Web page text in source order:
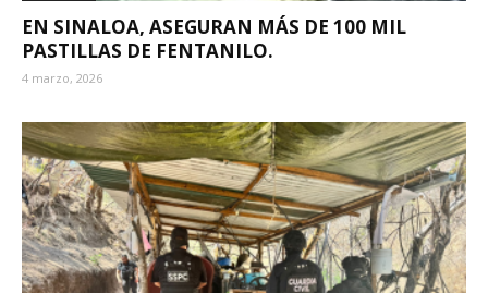
EN SINALOA, ASEGURAN MÁS DE 100 MIL
PASTILLAS DE FENTANILO.
4 marzo, 2026